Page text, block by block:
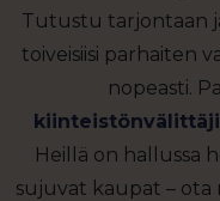
Tutustu tarjontaan
toiveisiisi parhaiten
nopeasti.
Heillä on hallussa
sujuvat kaupat – ota